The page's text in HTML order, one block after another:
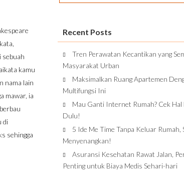
sebuah
kamu
nama lain
mawar, ia
di
sehingga
Recent Posts
Tren Perawatan Kecantikan yang
Masyarakat Urban
Maksimalkan Ruang Apartemen
Multifungsi Ini
Mau Ganti Internet Rumah? Cek
Dulu!
5 Ide Me Time Tanpa Keluar Rumah,
Menyenangkan!
Asuransi Kesehatan Rawat Jalan,
Penting untuk Biaya Medis Sehari-hari